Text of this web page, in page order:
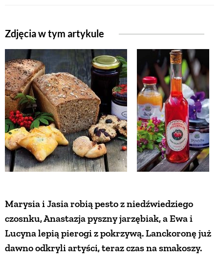
Zdjęcia w tym artykule
Marysia i Jasia robią pesto z niedźwiedziego
czosnku, Anastazja pyszny jarzębiak, a Ewa i
Lucyna lepią pierogi z pokrzywą. Lanckoronę już
dawno odkryli artyści, teraz czas na smakoszy.
NATURALNA APTECZKA
DLA DOMU
EKO ŻYCIE
PRZYRODA
ZWIERZĘTA DOMOWE
ZWIERZĘTA W NATURZE
GRZYBY